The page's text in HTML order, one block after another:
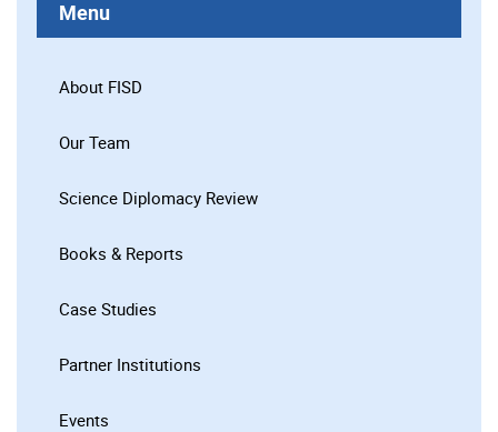
Menu
About FISD
Our Team
Science Diplomacy Review
Books & Reports
Case Studies
Partner Institutions
Events